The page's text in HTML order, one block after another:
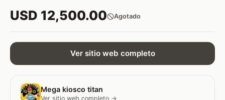
USD 12,500.00 Agotado
Ver sitio web completo
Mega kiosco titan
Ver sitio web completo →